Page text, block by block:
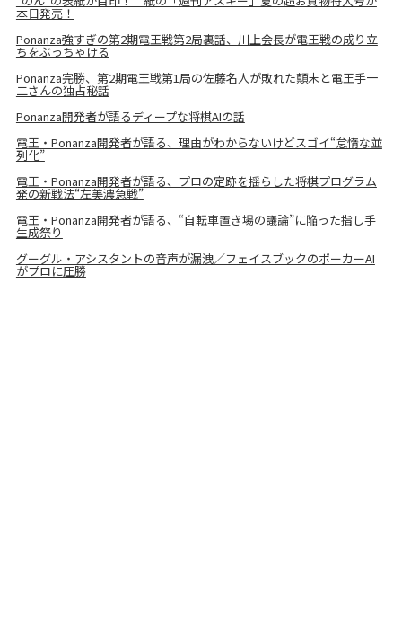
本日発売！
Ponanza強すぎの第2期電王戦第2局裏話、川上会長が電王戦の成り立
ちをぶっちゃける
Ponanza完勝、第2期電王戦第1局の佐藤名人が敗れた顛末と電王手一
二さんの独占秘話
Ponanza開発者が語るディープな将棋AIの話
電王・Ponanza開発者が語る、理由がわからないけどスゴイ“怠惰な並
列化”
電王・Ponanza開発者が語る、プロの定跡を揺らした将棋プログラム
発の新戦法“左美濃急戦”
電王・Ponanza開発者が語る、“自転車置き場の議論”に陥った指し手
生成祭り
グーグル・アシスタントの音声が漏洩／フェイスブックのポーカーAI
がプロに圧勝